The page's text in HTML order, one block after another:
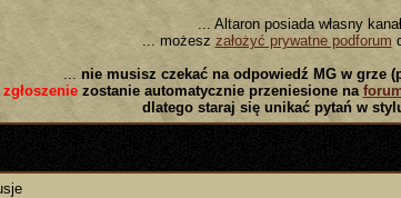
... Altaron posiada własny
... możesz założyć prywatne podforum
... nie musisz czekać na odpowiedź MG w grze
zgłoszeniezostanie automatycznie przeniesione na
dlatego staraj się unikać pytań w